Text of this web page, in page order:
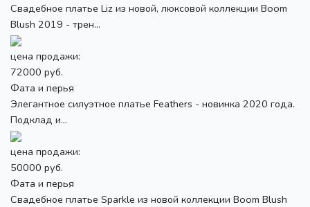
Свадебное платье Liz из новой, люксовой коллекции Boom
Blush 2019 - трен...
цена продажи:
72000 руб.
Фата и перья
Элегантное силуэтное платье Feathers - новинка 2020 года.
Подклад и...
цена продажи:
50000 руб.
Фата и перья
Свадебное платье Sparkle из новой коллекции Boom Blush